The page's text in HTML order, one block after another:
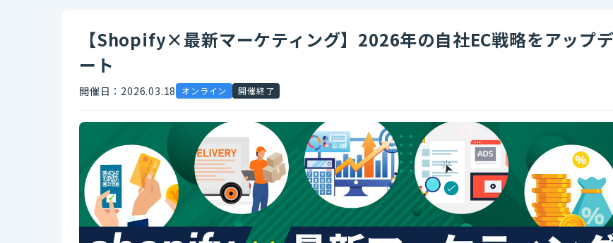
【Shopify×最新マーケティング】2026年の自社EC戦略をアップデ
ート
開催日：2026.03.18 オンライン 開催終了